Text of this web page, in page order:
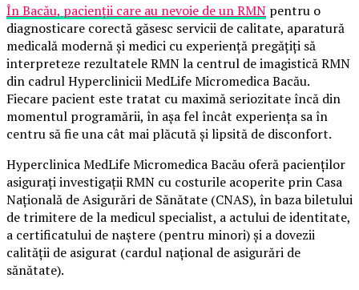
În Bacău, pacienții care au nevoie de un RMN pentru o
diagnosticare corectă găsesc servicii de calitate, aparatură
medicală modernă și medici cu experiență pregățiți să
interpreteze rezultatele RMN la centrul de imagistică RMN
din cadrul Hyperclinicii MedLife Micromedica Bacău.
Fiecare pacient este tratat cu maximă seriozitate încă din
momentul programării, în așa fel încât experiența sa în
centru să fie una cât mai plăcută și lipsită de disconfort.
Hyperclinica MedLife Micromedica Bacău oferă pacienților
asigurați investigații RMN cu costurile acoperite prin Casa
Națională de Asigurări de Sănătate (CNAS), în baza biletului
de trimitere de la medicul specialist, a actului de identitate,
a certificatului de naștere (pentru minori) și a dovezii
calității de asigurat (cardul național de asigurări de
sănătate).